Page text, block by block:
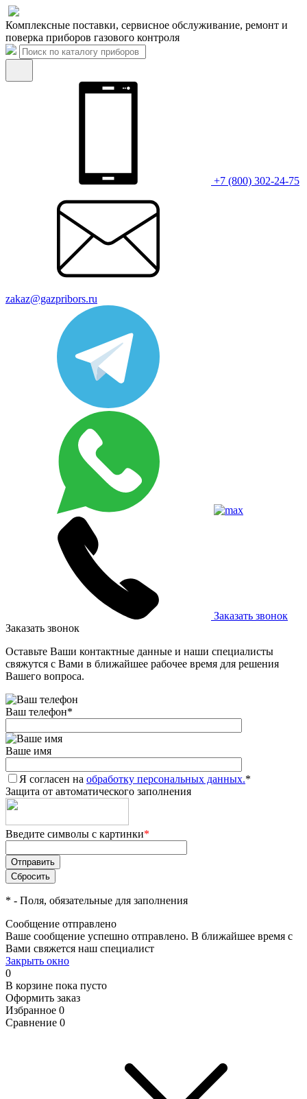
Комплексные поставки, сервисное обслуживание, ремонт и
поверка приборов газового контроля
+7 (800) 302-24-75
zakaz@gazpribors.ru
Заказать звонок
Заказать звонок
Оставьте Ваши контактные данные и наши специалисты
свяжутся с Вами в ближайшее рабочее время для решения
Вашего вопроса.
Ваш телефон*
Ваше имя
Я согласен на обработку персональных данных.*
Защита от автоматического заполнения
Введите символы с картинки*
* - Поля, обязательные для заполнения
Сообщение отправлено
Ваше сообщение успешно отправлено. В ближайшее время с
Вами свяжется наш специалист
Закрыть окно
0
В корзине пока пусто
Оформить заказ
Избранное 0
Сравнение 0